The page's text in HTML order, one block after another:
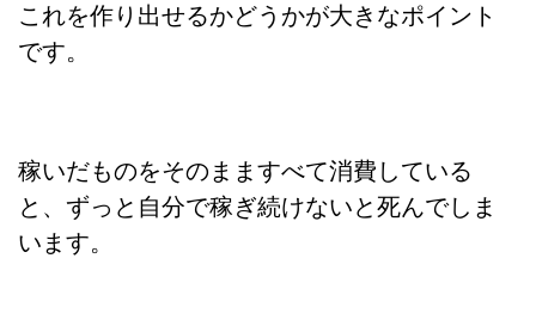
これを作り出せるかどうかが大きなポイント
です。
稼いだものをそのまますべて消費している
と、ずっと自分で稼ぎ続けないと死んでしま
います。